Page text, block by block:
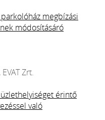
megbízási
módosításáró
Zrt.
érintő
való